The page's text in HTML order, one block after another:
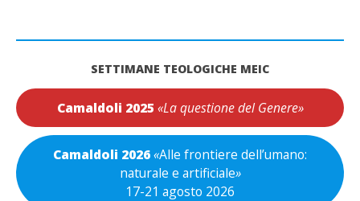
SETTIMANE TEOLOGICHE MEIC
Camaldoli 2025 «La questione del Genere»
Camaldoli 2026«Alle frontiere dell’umano:
naturale e artificiale»
17-21 agosto 2026